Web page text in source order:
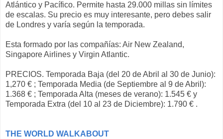
Atlántico y Pacífico. Permite hasta 29.000 millas sin límites
de escalas. Su precio es muy interesante, pero debes salir
de Londres y varía según la temporada.
Esta formado por las compañías: Air New Zealand,
Singapore Airlines y Virgin Atlantic.
PRECIOS. Temporada Baja (del 20 de Abril al 30 de Junio):
1,270 € ; Temporada Media (de Septiembre al 9 de Abril):
1.368 € ; Temporada Alta (meses de verano): 1.545 € y
Temporada Extra (del 10 al 23 de Diciembre): 1.790 € .
THE WORLD WALKABOUT